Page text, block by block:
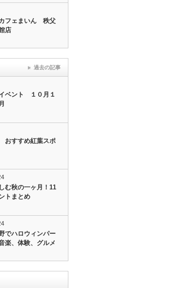
カフェまいん 秩父
店
過去の記事
ベント １０月１
おすすめ紅葉スポ
む秋の一ヶ月！11
トまとめ
でハロウィンパー
楽、体験、グルメ